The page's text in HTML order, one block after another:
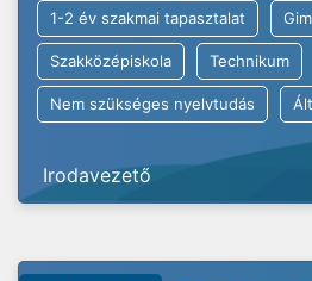
1-2 év szakmai tapasztalat
Szakközépiskola Technikum
Nem szükséges nyelvtudás
Irodavezető